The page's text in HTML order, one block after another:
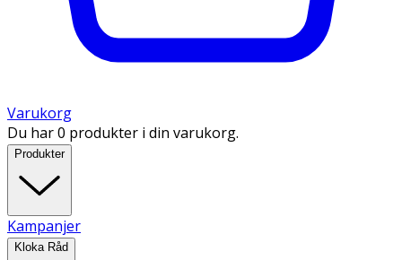
Varukorg
Du har 0 produkter i din varukorg.
Produkter
Kampanjer
Kloka Råd